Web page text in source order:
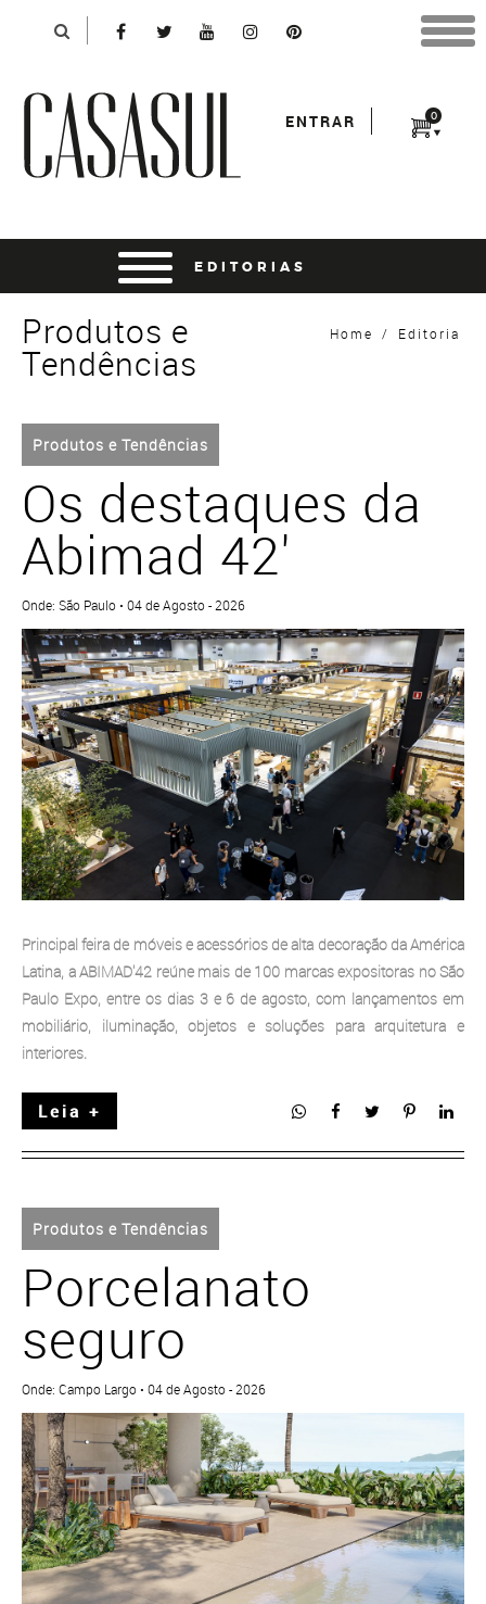
0
ENTRAR
Home / Editoria
Produtos e
Tendências
Produtos e Tendências
Os destaques da
Abimad 42'
Onde: São Paulo • 04 de Agosto - 2026
Principal feira de móveis e acessórios de alta decoração da América
Latina, a ABIMAD'42 reúne mais de 100 marcas expositoras no São
Paulo Expo, entre os dias 3 e 6 de agosto, com lançamentos em
mobiliário, iluminação, objetos e soluções para arquitetura e
interiores.
Leia +
Produtos e Tendências
Porcelanato
seguro
Onde: Campo Largo • 04 de Agosto - 2026
*Para finalizar sua compra informe seu e-mail:
*Senha:
entrar usando o facebook